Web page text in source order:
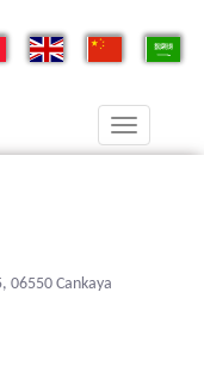
Toggle
navigation
06550 Cankaya